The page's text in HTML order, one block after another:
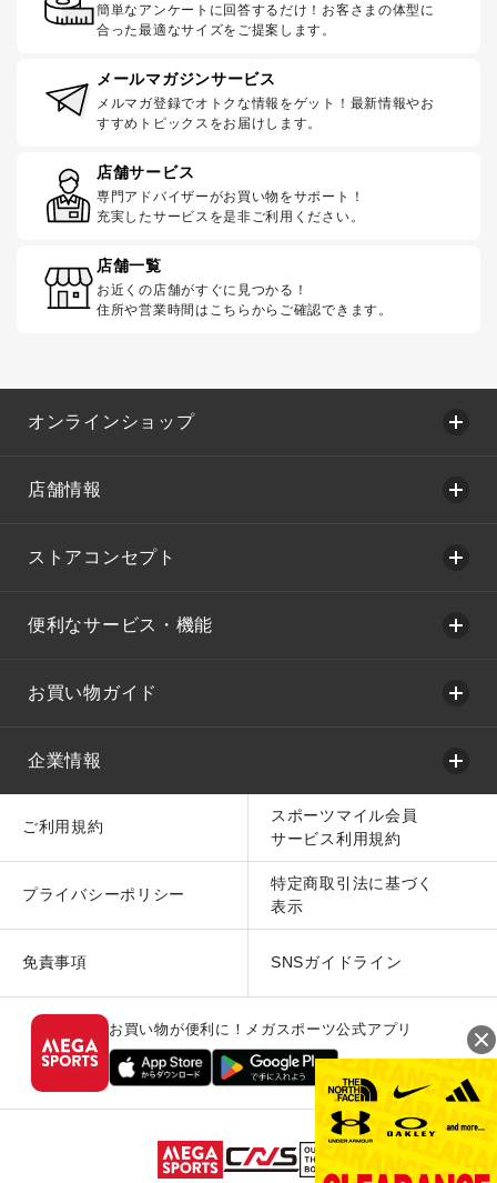
簡単なアンケートに回答するだけ！お客さまの体型に
合った最適なサイズをご提案します。
メールマガジンサービス
メルマガ登録でオトクな情報をゲット！最新情報やお
すすめトピックスをお届けします。
店舗サービス
専門アドバイザーがお買い物をサポート！
充実したサービスを是非ご利用ください。
店舗一覧
お近くの店舗がすぐに見つかる！
住所や営業時間はこちらからご確認できます。
オンラインショップ
店舗情報
ストアコンセプト
便利なサービス・機能
お買い物ガイド
企業情報
ご利用規約
スポーツマイル会員
サービス利用規約
プライバシーポリシー
特定商取引法に基づく
表示
免責事項 SNSガイドライン
お買い物が便利に！メガスポーツ公式アプリ